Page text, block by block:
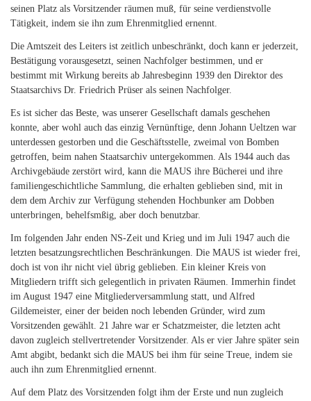
seinen Platz als Vorsitzender räumen muß, für seine verdienstvolle
Tätigkeit, indem sie ihn zum Ehrenmitglied ernennt.
Die Amtszeit des Leiters ist zeitlich unbeschränkt, doch kann er jederzeit,
Bestätigung vorausgesetzt, seinen Nachfolger bestimmen, und er
bestimmt mit Wirkung bereits ab Jahresbeginn 1939 den Direktor des
Staatsarchivs Dr. Friedrich Prüser als seinen Nachfolger.
Es ist sicher das Beste, was unserer Gesellschaft damals geschehen
konnte, aber wohl auch das einzig Vernünftige, denn Johann Ueltzen war
unterdessen gestorben und die Geschäftsstelle, zweimal von Bomben
getroffen, beim nahen Staatsarchiv untergekommen. Als 1944 auch das
Archivgebäude zerstört wird, kann die MAUS ihre Bücherei und ihre
familiengeschichtliche Sammlung, die erhalten geblieben sind, mit in
dem dem Archiv zur Verfügung stehenden Hochbunker am Dobben
unterbringen, behelfsmßig, aber doch benutzbar.
Im folgenden Jahr enden NS-Zeit und Krieg und im Juli 1947 auch die
letzten besatzungsrechtlichen Beschränkungen. Die MAUS ist wieder frei,
doch ist von ihr nicht viel übrig geblieben. Ein kleiner Kreis von
Mitgliedern trifft sich gelegentlich in privaten Räumen. Immerhin findet
im August 1947 eine Mitgliederversammlung statt, und Alfred
Gildemeister, einer der beiden noch lebenden Gründer, wird zum
Vorsitzenden gewählt. 21 Jahre war er Schatzmeister, die letzten acht
davon zugleich stellvertretender Vorsitzender. Als er vier Jahre später sein
Amt abgibt, bedankt sich die MAUS bei ihm für seine Treue, indem sie
auch ihn zum Ehrenmitglied ernennt.
Auf dem Platz des Vorsitzenden folgt ihm der Erste und nun zugleich